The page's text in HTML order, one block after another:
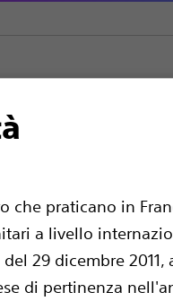
che praticano in
a livello
29 dicembre 2011,
di pertinenza